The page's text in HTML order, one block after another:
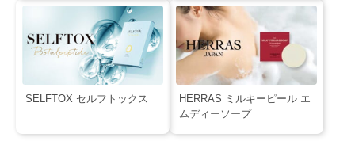
SELFTOX セルフトックス
HERRAS ミルキーピール エ
ムディーソープ